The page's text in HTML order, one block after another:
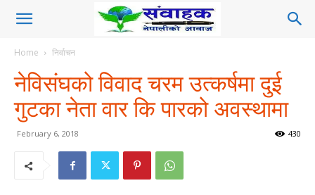
Home निर्वाचन
नेविसंघको विवाद चरम उत्कर्षमा दुई
गुटका नेता वार कि पारको अवस्थामा
February 6, 2018 430